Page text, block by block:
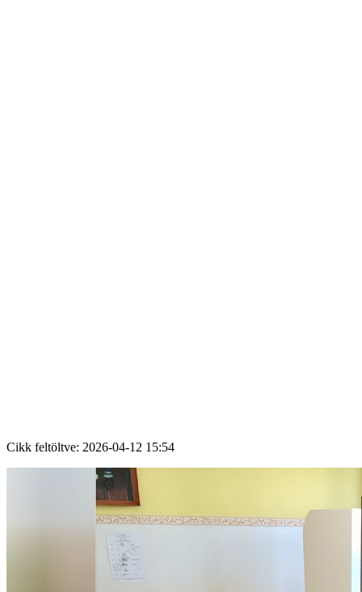
Cikk feltöltve: 2026-04-12 15:54